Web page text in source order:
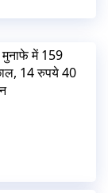
मुनाफे में 159
14 रुपये 40